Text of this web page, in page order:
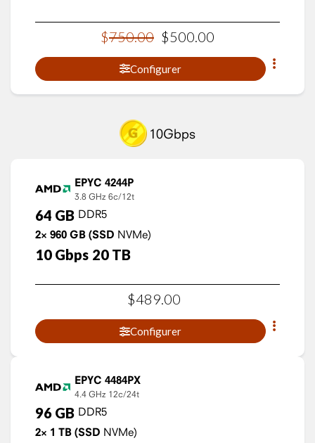
$750.00 $500 00
Configurer
10Gbps
EPYC 4244P
3.8 GHz 6c/12t
64 GB DDR5
2× 960 GB (SSD NVMe)
10 Gbps 20 TB
$489.00
Configurer
EPYC 4484PX
4.4 GHz 12c/24t
96 GB DDR5
2× 1 TB (SSD NVMe)